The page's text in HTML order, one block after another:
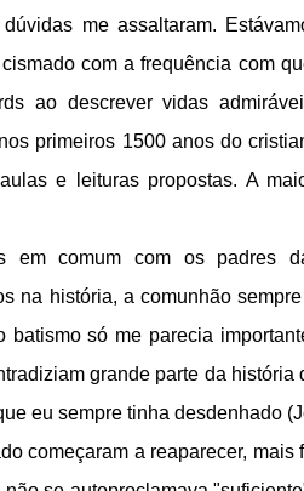
me assaltaram.
com a frequência com
ao descrever vidas
primeiros 1500 anos do
e leituras propostas. A
em comum com os padres
na história, a comunhão
só me parecia
grande parte da
eu sempre tinha desdenhado
começaram a reaparecer,